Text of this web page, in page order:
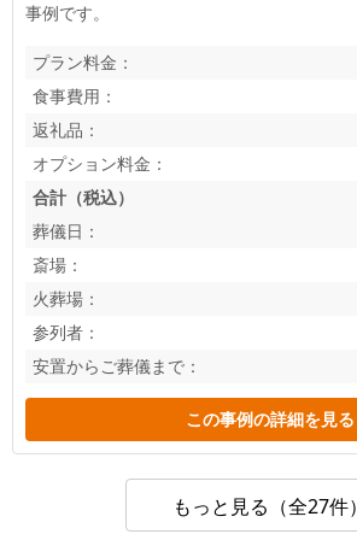
事例です。
プラン料金：
食事費用：
返礼品：
オプション料金：
合計（税込）
葬儀日：
斎場：
火葬場：
参列者：
安置からご葬儀まで：
この事例の詳細を見る
もっと見る（全27件）